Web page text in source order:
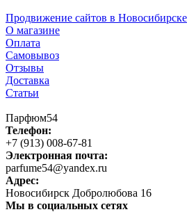
Продвижение сайтов в Новосибирске
О магазине
Оплата
Самовывоз
Отзывы
Доставка
Статьи
Парфюм54
Телефон:
+7 (913) 008-67-81
Электронная почта:
parfume54@yandex.ru
Адрес:
Новосибирск Добролюбова 16
Мы в социальных сетях